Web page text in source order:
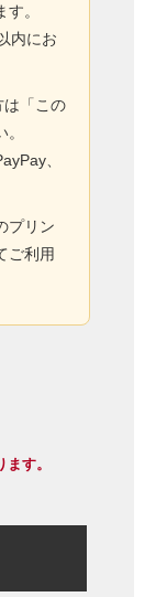
。
内にお
は「この
、
プリン
ご利用
す。